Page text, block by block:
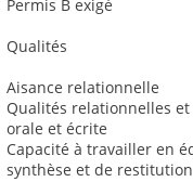
Permis B exigé
Qualités
Aisance relationnelle
Qualités relationnelles
orale et écrite
Capacité à travailler en
synthèse et de restitution